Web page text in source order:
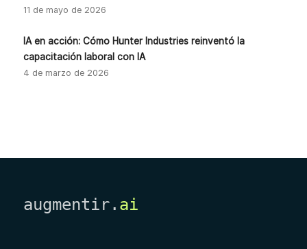
11 de mayo de 2026
IA en acción: Cómo Hunter Industries reinventó la
capacitación laboral con IA
4 de marzo de 2026
augmentir. ai